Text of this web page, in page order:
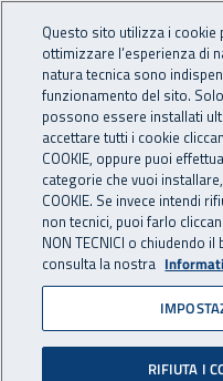
INAIL -
Navigazione - Ti
Home Dataset Infortuni
Toscana
Dati con
infortuni
Questo sito utilizza i
ottimizzare l’esperienza di
natura tecnica sono
funzionamento del sito.
possono essere installati
accettare tutti i cookie
COOKIE, oppure puoi
categorie che vuoi
COOKIE. Se invece intendi
non tecnici, puoi farlo
NON TECNICI o chiudendo
consulta la nostra
RIFIUTA I